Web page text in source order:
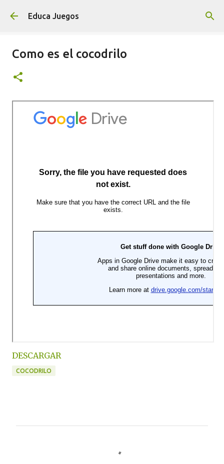
Ir al contenido principal
Educa Juegos
Como es el cocodrilo
DESCARGAR
COCODRILO